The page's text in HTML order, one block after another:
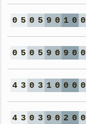
0 5 0 5 9 0 1 0 0
0 5 0 5 9 0 9 0 0
4 3 0 3 1 0 0 0 0
4 3 0 3 9 0 2 0 0